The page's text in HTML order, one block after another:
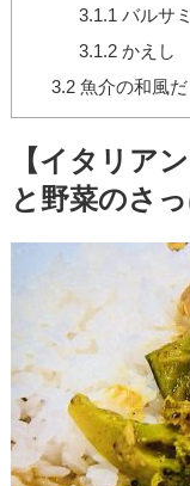
3.1.1 バルサ
3.1.2かえし
3.2魚介の和風
【イタリア
と野菜のさ